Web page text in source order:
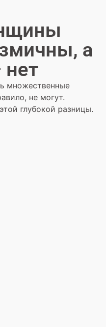
а
множественные
не могут.
глубокой разницы.